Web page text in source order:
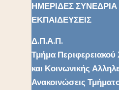
ΗΜΕΡΙΔΕΣ ΣΥΝΕΔΡΙΑ
ΕΚΠΑΙΔΕΥΣΕΙΣ
Δ.Π.Α.Π.
Τμήμα Περιφερειακού
και Κοινωνικής
Ανακοινώσεις